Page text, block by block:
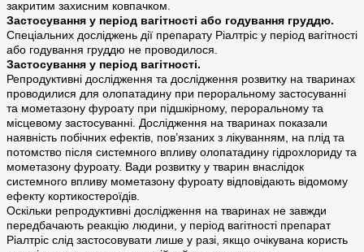
закритим захисним ковпачком.
Застосування у період вагітності або годування груддю.
Спеціальних досліджень дії препарату Ріалтріс у період вагітності
або годування груддю не проводилося.
Застосування у період вагітності.
Репродуктивні дослідження та дослідження розвитку на тваринах
проводилися для олопатадину при пероральному застосуванні
та мометазону фуроату при підшкірному, пероральному та
місцевому застосуванні. Дослідження на тваринах показали
наявність побічних ефектів, пов’язаних з лікуванням, на плід та
потомство після системного впливу олопатадину гідрохлориду та
мометазону фуроату. Вади розвитку у тварин внаслідок
системного впливу мометазону фуроату відповідають відомому
ефекту кортикостероїдів.
Оскільки репродуктивні дослідження на тваринах не завжди
передбачають реакцію людини, у період вагітності препарат
Ріалтріс слід застосовувати лише у разі, якщо очікувана користь